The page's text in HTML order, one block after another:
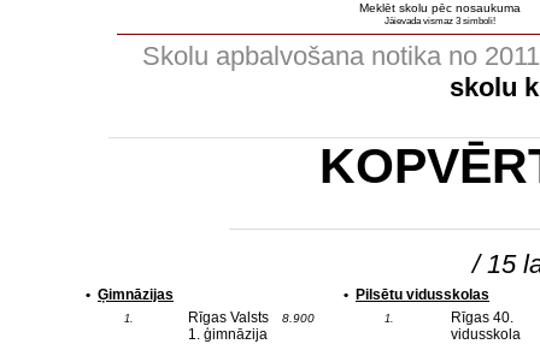
Meklēt skolu pēc nosaukuma
Jāievada vismaz 3 simboli!
Skolu apbalvošana notika no
skolu
/ 15
• Ģimnāzijas
1.
Rīgas Valsts
1. ģimnāzija
8.900
• Pilsētu vidusskolas
1.
Rīgas 40.
vidusskola